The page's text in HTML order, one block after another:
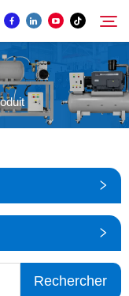
Rechercher
Rechercher